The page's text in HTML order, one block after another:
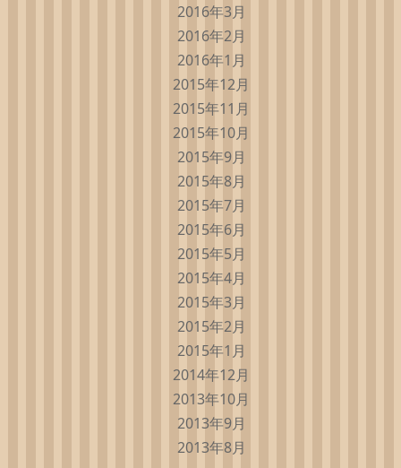
2016年3月
2016年2月
2016年1月
2015年12月
2015年11月
2015年10月
2015年9月
2015年8月
2015年7月
2015年6月
2015年5月
2015年4月
2015年3月
2015年2月
2015年1月
2014年12月
2013年10月
2013年9月
2013年8月